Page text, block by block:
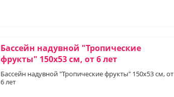
Бассейн надувной "Тропические
фрукты" 150х53 см, от 6 лет
Бассейн надувной "Тропические фрукты" 150х53 см, от
6 лет